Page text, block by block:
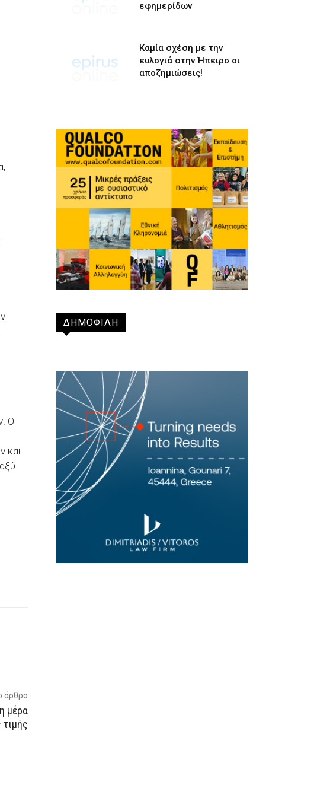
Ο
και
άρθρο
μέρα
εφημερίδων
Καμία σχέση με την
ευλογιά στην Ήπειρο οι
αποζημιώσεις!
ΔΗΜΟΦΙΛΗ